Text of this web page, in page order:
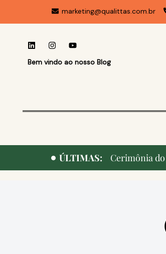
marketing@qualittas.com.br
Bem vindo ao nosso Blog
ÚLTIMAS: Cerimônia